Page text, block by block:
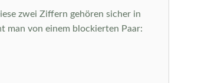
zwei Ziffern gehören sicher in
man von einem blockierten Paar: